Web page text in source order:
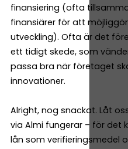
finansiering (ofta
finansiärer för att
utveckling). Ofta är det
ett tidigt skede, som
passa bra när företaget
innovationer.
Alright, nog snackat. Låt
via Almi fungerar – för det
lån som verifieringsmedel